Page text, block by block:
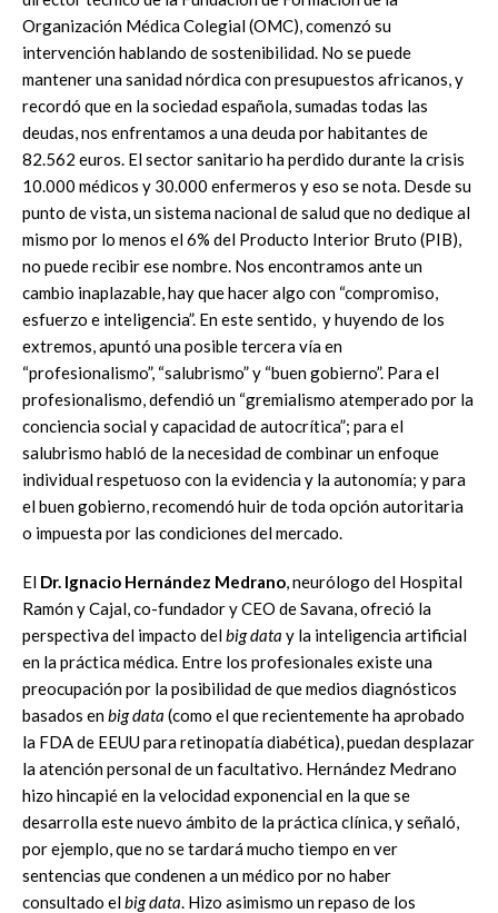
Organización Médica Colegial (OMC), comenzó su
intervención hablando de sostenibilidad. No se puede
mantener una sanidad nórdica con presupuestos africanos, y
recordó que en la sociedad española, sumadas todas las
deudas, nos enfrentamos a una deuda por habitantes de
82.562 euros. El sector sanitario ha perdido durante la crisis
10.000 médicos y 30.000 enfermeros y eso se nota. Desde su
punto de vista, un sistema nacional de salud que no dedique al
mismo por lo menos el 6% del Producto Interior Bruto (PIB),
no puede recibir ese nombre. Nos encontramos ante un
cambio inaplazable, hay que hacer algo con “compromiso,
esfuerzo e inteligencia”. En este sentido, y huyendo de los
extremos, apuntó una posible tercera vía en
“profesionalismo”, “salubrismo” y “buen gobierno”. Para el
profesionalismo, defendió un “gremialismo atemperado por la
conciencia social y capacidad de autocrítica”; para el
salubrismo habló de la necesidad de combinar un enfoque
individual respetuoso con la evidencia y la autonomía; y para
el buen gobierno, recomendó huir de toda opción autoritaria
o impuesta por las condiciones del mercado.
El Dr. Ignacio Hernández Medrano, neurólogo del Hospital
Ramón y Cajal, co-fundador y CEO de Savana, ofreció la
perspectiva del impacto delbig data y la inteligencia artificial
en la práctica médica. Entre los profesionales existe una
preocupación por la posibilidad de que medios diagnósticos
basados enbig data (como el que recientemente ha aprobado
la FDA de EEUU para retinopatía diabética), puedan desplazar
la atención personal de un facultativo. Hernández Medrano
hizo hincapié en la velocidad exponencial en la que se
desarrolla este nuevo ámbito de la práctica clínica, y señaló,
por ejemplo, que no se tardará mucho tiempo en ver
sentencias que condenen a un médico por no haber
consultado elbig data. Hizo asimismo un repaso de los